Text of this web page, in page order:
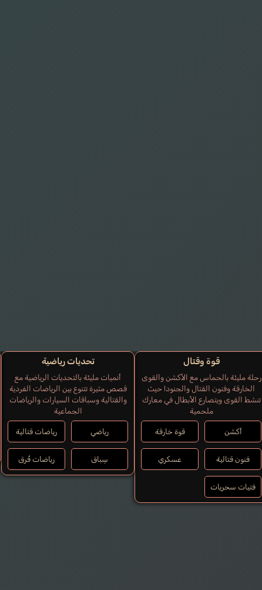
قوة وقتال
رحلة مليئة بالحماس مع الأكشن والقوى
الخارقة وفنون القتال والجنود! حيث
تنشط القوى ويتصارع الأبطال في معارك
ملحمية
أكشن قوة خارقة
فنون قتالية عسكري
فتيات سحريات
تحديات رياضية
أنميات مليئة بالتحديات الرياضية مع
قصص مثيرة تتنوع بين الرياضات الفردية
والقتالية وسباقات السيارات والرياضات
الجماعية
رياضي رياضات قتالية
سِباق رياضات فُرق